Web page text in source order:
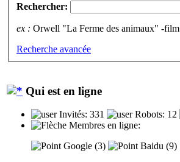
Rechercher:
ex : Orwell "La Ferme des animaux" -film
Recherche avancée
Qui est en ligne
Invités: 331 Robots: 12
Membres en ligne:
Google (3)
Baidu (9)